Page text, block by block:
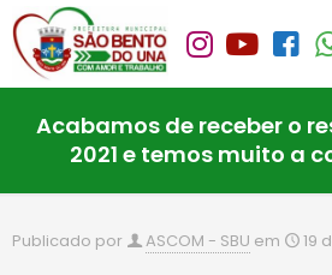
Acabamos de receber o
2021 e temos muito a
Publicado por ASCOM - SBU em 19